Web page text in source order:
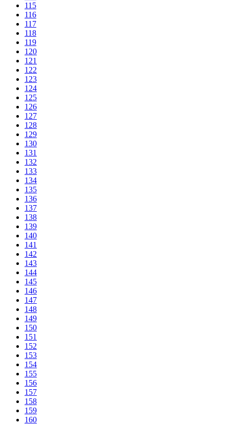
115
116
117
118
119
120
121
122
123
124
125
126
127
128
129
130
131
132
133
134
135
136
137
138
139
140
141
142
143
144
145
146
147
148
149
150
151
152
153
154
155
156
157
158
159
160